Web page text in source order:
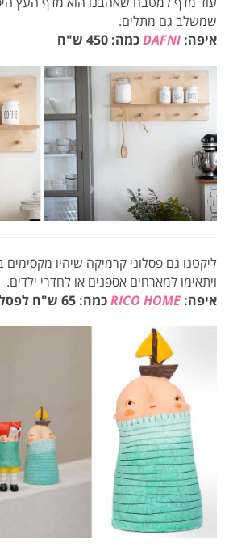
שמשלב גם מתלים.
איפה: DAFNIכמה: 450 ש"ח
ליקטנו גם פסלוני קרמיקה שיהיו מקסימים
ויתאימו למארחים אספנים או לחדרי ילדים.
איפה: RICO HOMEכמה: 65 ש"ח לפסלון יחיד